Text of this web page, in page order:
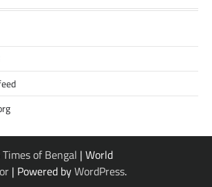
Times of Bengal | World
| Powered byWordPress.